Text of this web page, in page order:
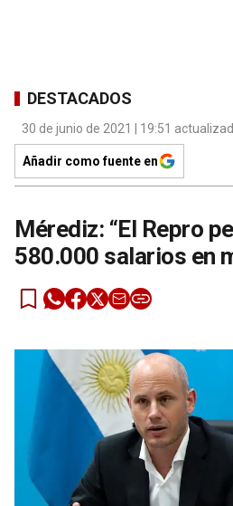
DESTACADOS
30 de junio de 2021 | 19:51
Añadir como fuente en
Mérediz: “El Repro
580.000 salarios en